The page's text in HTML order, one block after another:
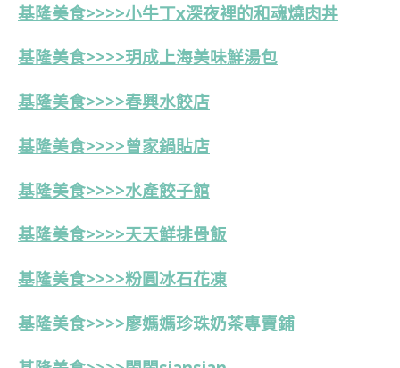
基隆美食>>>>小牛丁x深夜裡的和魂燒肉丼
基隆美食>>>>玥成上海美味鮮湯包
基隆美食>>>>春興水餃店
基隆美食>>>>曾家鍋貼店
基隆美食>>>>水產餃子館
基隆美食>>>>天天鮮排骨飯
基隆美食>>>>粉圓冰石花凍
基隆美食>>>>廖媽媽珍珠奶茶專賣鋪